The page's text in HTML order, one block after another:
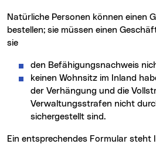
Natürliche Personen können einen Geschäftsführer
bestellen; sie müssen einen
sie
den Befähigungsnachweis
keinen Wohnsitz im Inland
der Verhängung und die
Verwaltungsstrafen nicht
sichergestellt sind.
Ein entsprechendes Formular steht Ihnen auch online zur